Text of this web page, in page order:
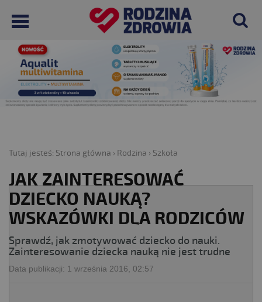
Tutaj jesteś: Strona główna › Rodzina › Szkoła
JAK ZAINTERESOWAĆ
DZIECKO NAUKĄ?
WSKAZÓWKI DLA RODZICÓW
Sprawdź, jak zmotywować dziecko do nauki.
Zainteresowanie dziecka nauką nie jest trudne
Data publikacji: 1 września 2016, 02:57